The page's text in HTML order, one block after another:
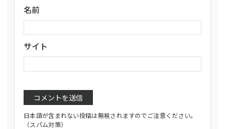
名前
サイト
日本語が含まれない投稿は無視されますのでご注意ください。
（スパム対策）